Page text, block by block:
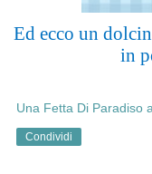
Ed ecco un
in
Una Fetta Di Paradiso
Condividi